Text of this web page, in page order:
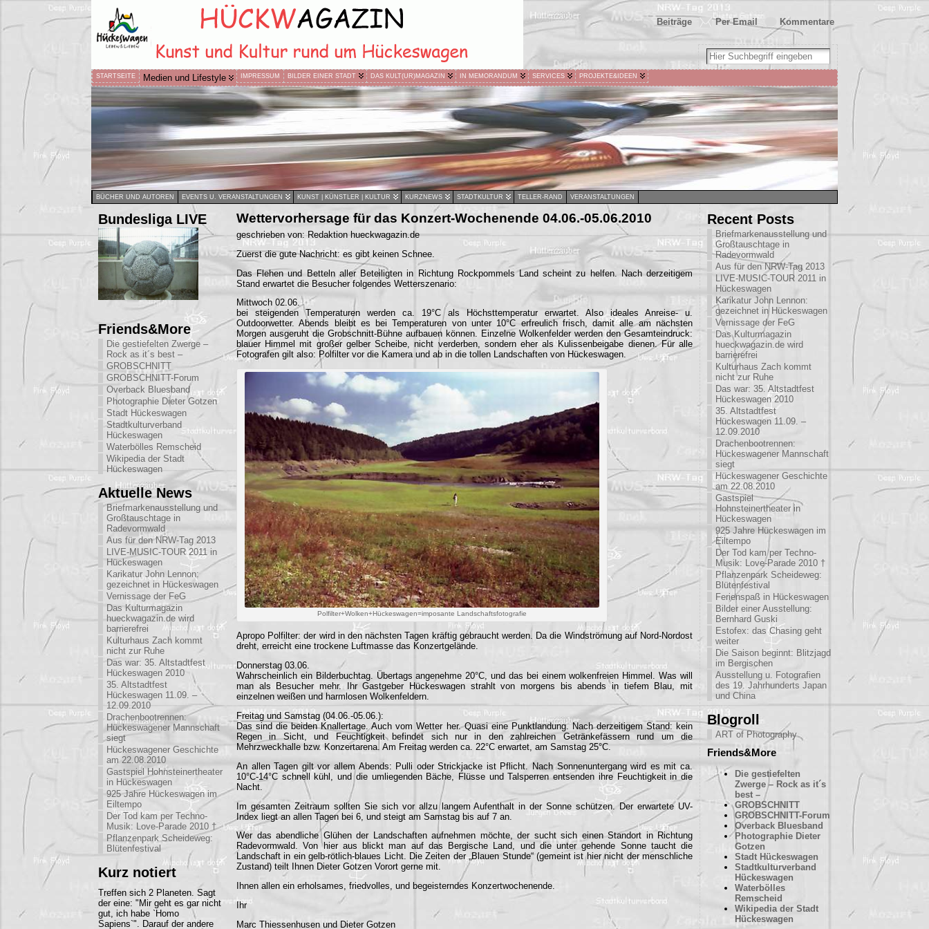
Kommentare
Per Email
Beiträge
STARTSEITE Medien und Lifestyle IMPRESSUM BILDER EINER STADT DAS KULT(UR)MAGAZIN IN MEMORANDUM SERVICES PROJEKTE&IDEEN
BÜCHER UND AUTOREN EVENTS U. VERANSTALTUNGEN KUNST | KÜNSTLER | KULTUR KURZNEWS STADTKULTUR TELLER-RAND VERANSTALTUNGEN
Bundesliga LIVE
Friends&More
Die gestiefelten Zwerge –
Rock as it´s best –
GROBSCHNITT
GROBSCHNITT-Forum
Overback Bluesband
Photographie Dieter Gotzen
Stadt Hückeswagen
Stadtkulturverband
Hückeswagen
Waterbölles Remscheid
Wikipedia der Stadt
Hückeswagen
Aktuelle News
Briefmarkenausstellung und
Großtauschtage in
Radevormwald
Aus für den NRW-Tag 2013
LIVE-MUSIC-TOUR 2011 in
Hückeswagen
Karikatur John Lennon:
gezeichnet in Hückeswagen
Vernissage der FeG
Das Kulturmagazin
hueckwagazin.de wird
barrierefrei
Kulturhaus Zach kommt
nicht zur Ruhe
Das war: 35. Altstadtfest
Hückeswagen 2010
35. Altstadtfest
Hückeswagen 11.09. –
12.09.2010
Drachenbootrennen:
Hückeswagener Mannschaft
siegt
Hückeswagener Geschichte
am 22.08.2010
Gastspiel Hohnsteinertheater
in Hückeswagen
925 Jahre Hückeswagen im
Eiltempo
Der Tod kam per Techno-
Musik: Love-Parade 2010 †
Pflanzenpark Scheideweg:
Blütenfestival
Kurz notiert
Treffen sich 2 Planeten. Sagt
der eine: "Mir geht es gar nicht
gut, ich habe `Homo
Sapiens`". Darauf der andere
Wettervorhersage für das Konzert-Wochenende 04.06.-05.06.2010
geschrieben von: Redaktion hueckwagazin.de
Zuerst die gute Nachricht: es gibt keinen Schnee.
Das Flehen und Betteln aller Beteiligten in Richtung Rockpommels Land scheint zu helfen. Nach derzeitigem
Stand erwartet die Besucher folgendes Wetterszenario:
Mittwoch 02.06.
bei steigenden Temperaturen werden ca. 19°C als Höchsttemperatur erwartet. Also ideales Anreise- u.
Outdoorwetter. Abends bleibt es bei Temperaturen von unter 10°C erfreulich frisch, damit alle am nächsten
Morgen ausgeruht die Grobschnitt-Bühne aufbauen können. Einzelne Wolkenfelder werden den Gesamteindruck:
blauer Himmel mit großer gelber Scheibe, nicht verderben, sondern eher als Kulissenbeigabe dienen. Für alle
Fotografen gilt also: Polfilter vor die Kamera und ab in die tollen Landschaften von Hückeswagen.
Polfilter+Wolken+Hückeswagen=imposante Landschaftsfotografie
Apropo Polfilter: der wird in den nächsten Tagen kräftig gebraucht werden. Da die Windströmung auf Nord-Nordost
dreht, erreicht eine trockene Luftmasse das Konzertgelände.
Donnerstag 03.06.
Wahrscheinlich ein Bilderbuchtag. Übertags angenehme 20°C, und das bei einem wolkenfreien Himmel. Was will
man als Besucher mehr. Ihr Gastgeber Hückeswagen strahlt von morgens bis abends in tiefem Blau, mit
einzelnen weißen und harmlosen Wolkenfeldern.
Freitag und Samstag (04.06.-05.06.):
Das sind die beiden Knallertage. Auch vom Wetter her. Quasi eine Punktlandung. Nach derzeitigem Stand: kein
Regen in Sicht, und Feuchtigkeit befindet sich nur in den zahlreichen Getränkefässern rund um die
Mehrzweckhalle bzw. Konzertarena. Am Freitag werden ca. 22°C erwartet, am Samstag 25°C.
An allen Tagen gilt vor allem Abends: Pulli oder Strickjacke ist Pflicht. Nach Sonnenuntergang wird es mit ca.
10°C-14°C schnell kühl, und die umliegenden Bäche, Flüsse und Talsperren entsenden ihre Feuchtigkeit in die
Nacht.
Im gesamten Zeitraum sollten Sie sich vor allzu langem Aufenthalt in der Sonne schützen. Der erwartete UV-
Index liegt an allen Tagen bei 6, und steigt am Samstag bis auf 7 an.
Wer das abendliche Glühen der Landschaften aufnehmen möchte, der sucht sich einen Standort in Richtung
Radevormwald. Von hier aus blickt man auf das Bergische Land, und die unter gehende Sonne taucht die
Landschaft in ein gelb-rötlich-blaues Licht. Die Zeiten der „Blauen Stunde“ (gemeint ist hier nicht der menschliche
Zustand) teilt Ihnen Dieter Gotzen Vorort gerne mit.
Ihnen allen ein erholsames, friedvolles, und begeisterndes Konzertwochenende.
Ihr
Marc Thiessenhusen und Dieter Gotzen
Recent Posts
Briefmarkenausstellung und
Großtauschtage in
Radevormwald
Aus für den NRW-Tag 2013
LIVE-MUSIC-TOUR 2011 in
Hückeswagen
Karikatur John Lennon:
gezeichnet in Hückeswagen
Vernissage der FeG
Das Kulturmagazin
hueckwagazin.de wird
barrierefrei
Kulturhaus Zach kommt
nicht zur Ruhe
Das war: 35. Altstadtfest
Hückeswagen 2010
35. Altstadtfest
Hückeswagen 11.09. –
12.09.2010
Drachenbootrennen:
Hückeswagener Mannschaft
siegt
Hückeswagener Geschichte
am 22.08.2010
Gastspiel
Hohnsteinertheater in
Hückeswagen
925 Jahre Hückeswagen im
Eiltempo
Der Tod kam per Techno-
Musik: Love-Parade 2010 †
Pflanzenpark Scheideweg:
Blütenfestival
Ferienspaß in Hückeswagen
Bilder einer Ausstellung:
Bernhard Guski
Estofex: das Chasing geht
weiter
Die Saison beginnt: Blitzjagd
im Bergischen
Ausstellung u. Fotografien
des 19. Jahrhunderts Japan
und China
Blogroll
ART of Photography
Friends&More
Die gestiefelten
Zwerge – Rock as it´s
best –
GROBSCHNITT
GROBSCHNITT-Forum
Overback Bluesband
Photographie Dieter
Gotzen
Stadt Hückeswagen
Stadtkulturverband
Hückeswagen
Waterbölles
Remscheid
Wikipedia der Stadt
Hückeswagen